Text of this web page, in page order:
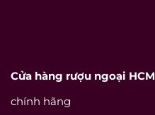
Cửa hàng rượu ngoại HCM
chính hãng